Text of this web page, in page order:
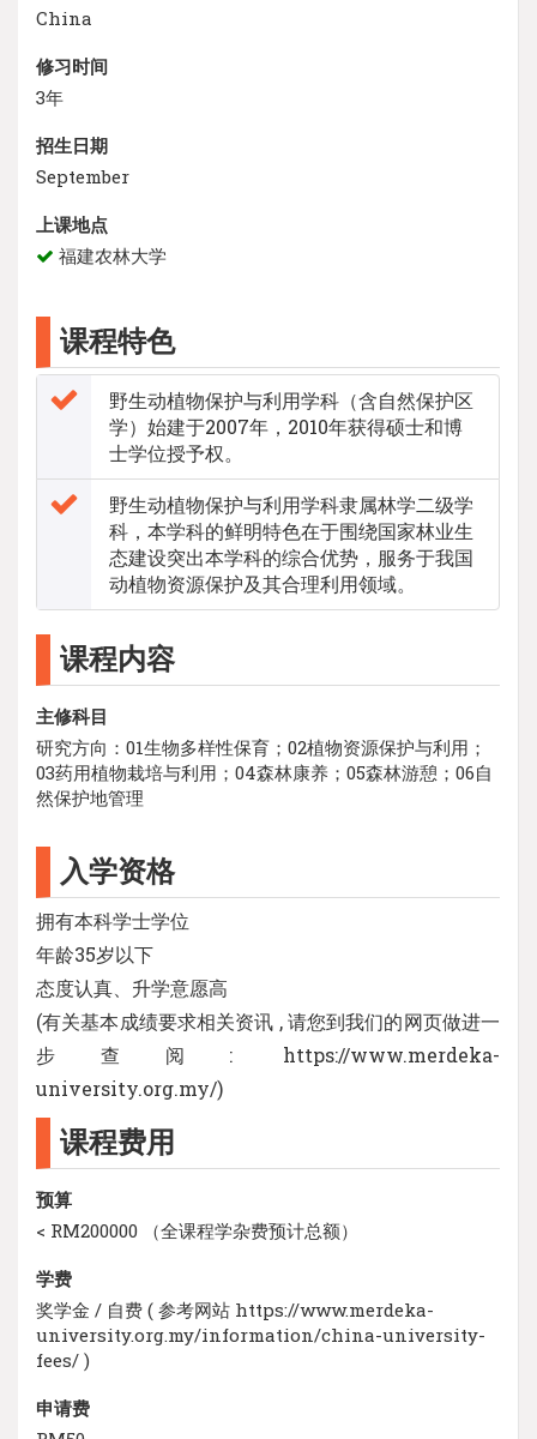
China
修习时间
3年
招生日期
September
上课地点
福建农林大学
课程特色
野生动植物保护与利用学科（含自然保护区
学）始建于2007年，2010年获得硕士和博
士学位授予权。
野生动植物保护与利用学科隶属林学二级学
科，本学科的鲜明特色在于围绕国家林业生
态建设突出本学科的综合优势，服务于我国
动植物资源保护及其合理利用领域。
课程内容
主修科目
研究方向：01生物多样性保育；02植物资源保护与利用；
03药用植物栽培与利用；04森林康养；05森林游憩；06自
然保护地管理
入学资格
拥有本科学士学位
年龄35岁以下
态度认真、升学意愿高
(有关基本成绩要求相关资讯 , 请您到我们的网页做进一
步查阅: https://www.merdeka-
university.org.my/)
课程费用
预算
< RM200000 （全课程学杂费预计总额）
学费
奖学金 / 自费 ( 参考网站 https://www.merdeka-
university.org.my/information/china-university-
fees/ )
申请费